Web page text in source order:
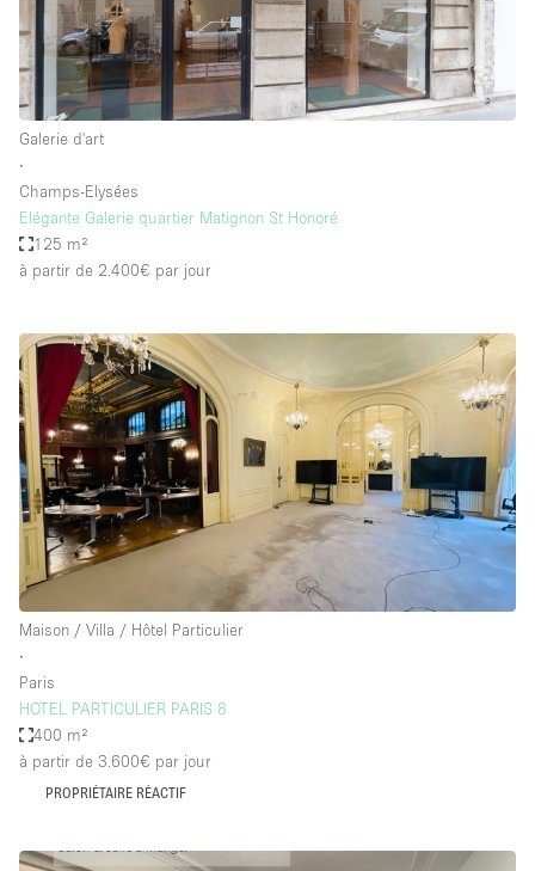
Galerie d'art
∙
Champs-Elysées
Elégante Galerie quartier Matignon St Honoré
125 m²
à partir de 2.400€ par jour
Maison / Villa / Hôtel Particulier
∙
Paris
HOTEL PARTICULIER PARIS 8
400 m²
à partir de 3.600€ par jour
PROPRIÉTAIRE RÉACTIF